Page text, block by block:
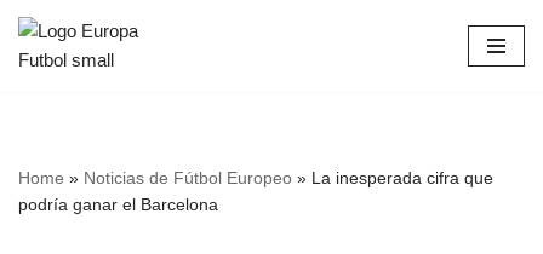
Saltar
Home » Noticias de Fútbol Europeo » La inesperada cifra que
podría ganar el Barcelona